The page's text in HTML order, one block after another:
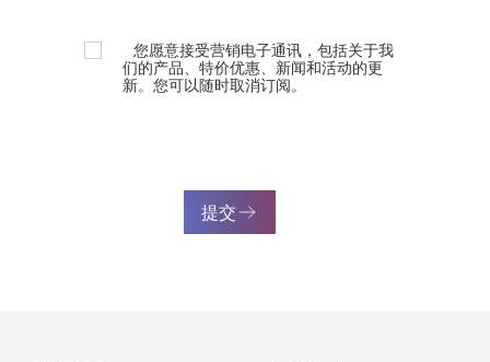
您愿意接受营销电子通讯，包括关于我
们的产品、特价优惠、新闻和活动的更
新。您可以随时取消订阅。
提交